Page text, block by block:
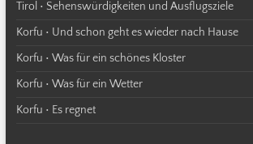
Tirol • Sehenswürdigkeiten und Ausflugsziele
Korfu • Und schon geht es wieder nach Hause
Korfu • Was für ein schönes Kloster
Korfu • Was für ein Wetter
Korfu • Es regnet